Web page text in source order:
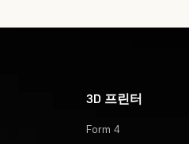
3D 프린터
Form 4